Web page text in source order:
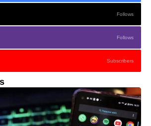
Follows
Follows
Subscribers